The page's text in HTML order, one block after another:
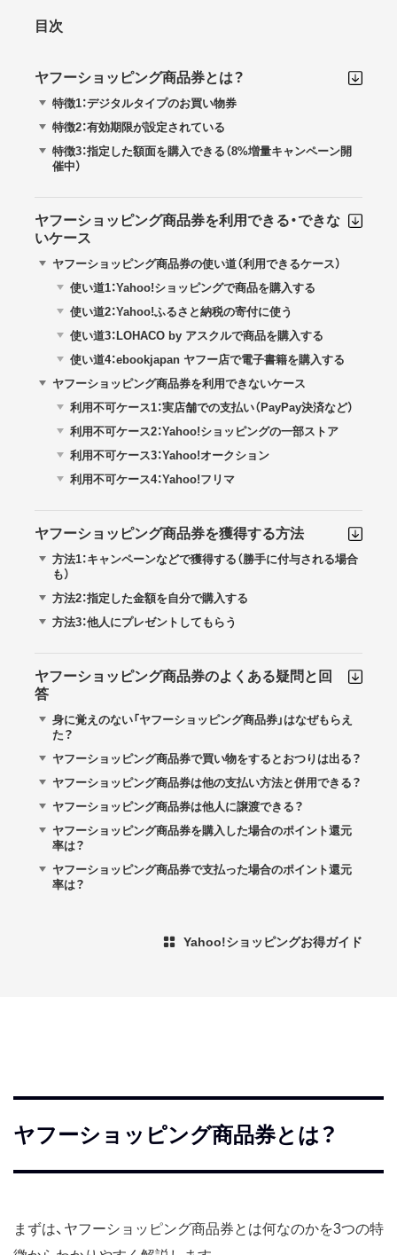
目次
ヤフーショッピング商品券とは？
特徴1：デジタルタイプのお買い物券
特徴2：有効期限が設定されている
特徴3：指定した額面を購入できる（8%増量キャンペーン開
催中）
ヤフーショッピング商品券を利用できる・できな
いケース
ヤフーショッピング商品券の使い道（利用できるケース）
使い道1：Yahoo!ショッピングで商品を購入する
使い道2：Yahoo!ふるさと納税の寄付に使う
使い道3：LOHACO by アスクルで商品を購入する
使い道4：ebookjapan ヤフー店で電子書籍を購入する
ヤフーショッピング商品券を利用できないケース
利用不可ケース1：実店舗での支払い（PayPay決済など）
利用不可ケース2：Yahoo!ショッピングの一部ストア
利用不可ケース3：Yahoo!オークション
利用不可ケース4：Yahoo!フリマ
ヤフーショッピング商品券を獲得する方法
方法1：キャンペーンなどで獲得する（勝手に付与される場合
も）
方法2：指定した金額を自分で購入する
方法3：他人にプレゼントしてもらう
ヤフーショッピング商品券のよくある疑問と回
答
身に覚えのない「ヤフーショッピング商品券」はなぜもらえ
た？
ヤフーショッピング商品券で買い物をするとおつりは出る？
ヤフーショッピング商品券は他の支払い方法と併用できる？
ヤフーショッピング商品券は他人に譲渡できる？
ヤフーショッピング商品券を購入した場合のポイント還元
率は？
ヤフーショッピング商品券で支払った場合のポイント還元
率は？
Yahoo!ショッピングお得ガイド
ヤフーショッピング商品券とは？
まずは、ヤフーショッピング商品券とは何なのかを3つの特